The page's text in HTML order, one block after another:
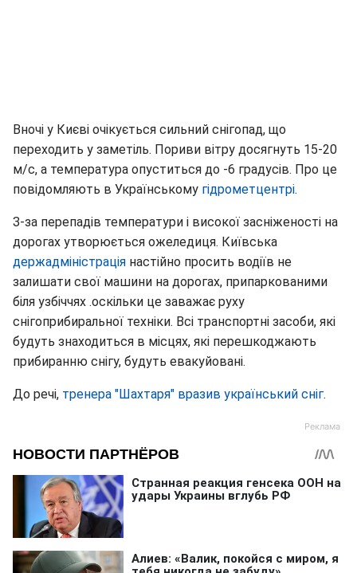
Вночі у Києві очікується сильний снігопад, що
переходить у заметіль. Пориви вітру досягнуть 15-20
м/с, а температура опуститься до -6 градусів. Про це
повідомляють в Українському гідрометцентрі.
З-за перепадів температури і високої засніженості на
дорогах утворюється ожеледиця. Київська
держадміністрація настійно просить водіїв не
залишати свої машини на дорогах, припаркованими
біля узбіччях .оскільки це заважає руху
снігоприбиральної техніки. Всі транспортні засоби, які
будуть знаходиться в місцях, які перешкоджають
прибиранню снігу, будуть евакуйовані.
До речі, тренера "Шахтаря" вразив український сніг.